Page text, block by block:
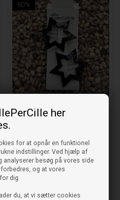
her
for at opnår en funktionel
indstillinger. Ved hjælp af
besøg på vores side
og at vores
dig.
du, at vi sætter cookies
60%
Pieces kids
Little Pieces - Duzette Hairclip
39,95
15,98DKK
ONE SIZE